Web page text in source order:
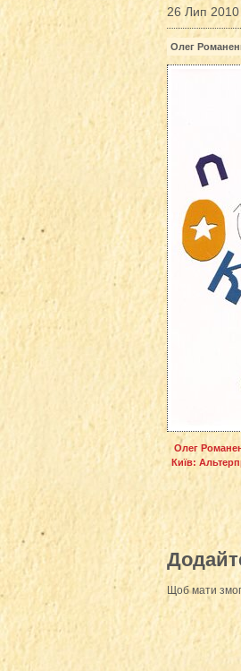
26 Лип
Олег
Олег
Київ:
Щоб мати